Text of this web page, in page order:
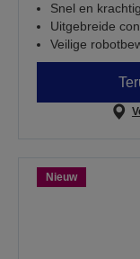
Snel en krachtig
Uitgebreide
Veilige
Nieuw